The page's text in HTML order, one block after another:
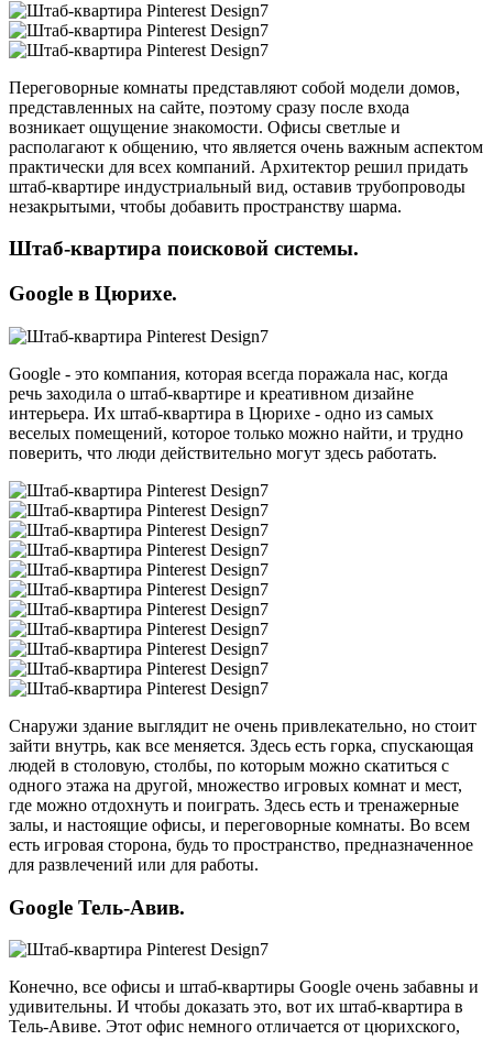
Переговорные комнаты представляют собой модели домов,
представленных на сайте, поэтому сразу после входа
возникает ощущение знакомости. Офисы светлые и
располагают к общению, что является очень важным аспектом
практически для всех компаний. Архитектор решил придать
штаб-квартире индустриальный вид, оставив трубопроводы
незакрытыми, чтобы добавить пространству шарма.
Штаб-квартира поисковой системы.
Google в Цюрихе.
Google - это компания, которая всегда поражала нас, когда
речь заходила о штаб-квартире и креативном дизайне
интерьера. Их штаб-квартира в Цюрихе - одно из самых
веселых помещений, которое только можно найти, и трудно
поверить, что люди действительно могут здесь работать.
Снаружи здание выглядит не очень привлекательно, но стоит
зайти внутрь, как все меняется. Здесь есть горка, спускающая
людей в столовую, столбы, по которым можно скатиться с
одного этажа на другой, множество игровых комнат и мест,
где можно отдохнуть и поиграть. Здесь есть и тренажерные
залы, и настоящие офисы, и переговорные комнаты. Во всем
есть игровая сторона, будь то пространство, предназначенное
для развлечений или для работы.
Google Тель-Авив.
Конечно, все офисы и штаб-квартиры Google очень забавны и
удивительны. И чтобы доказать это, вот их штаб-квартира в
Тель-Авиве. Этот офис немного отличается от цюрихского,